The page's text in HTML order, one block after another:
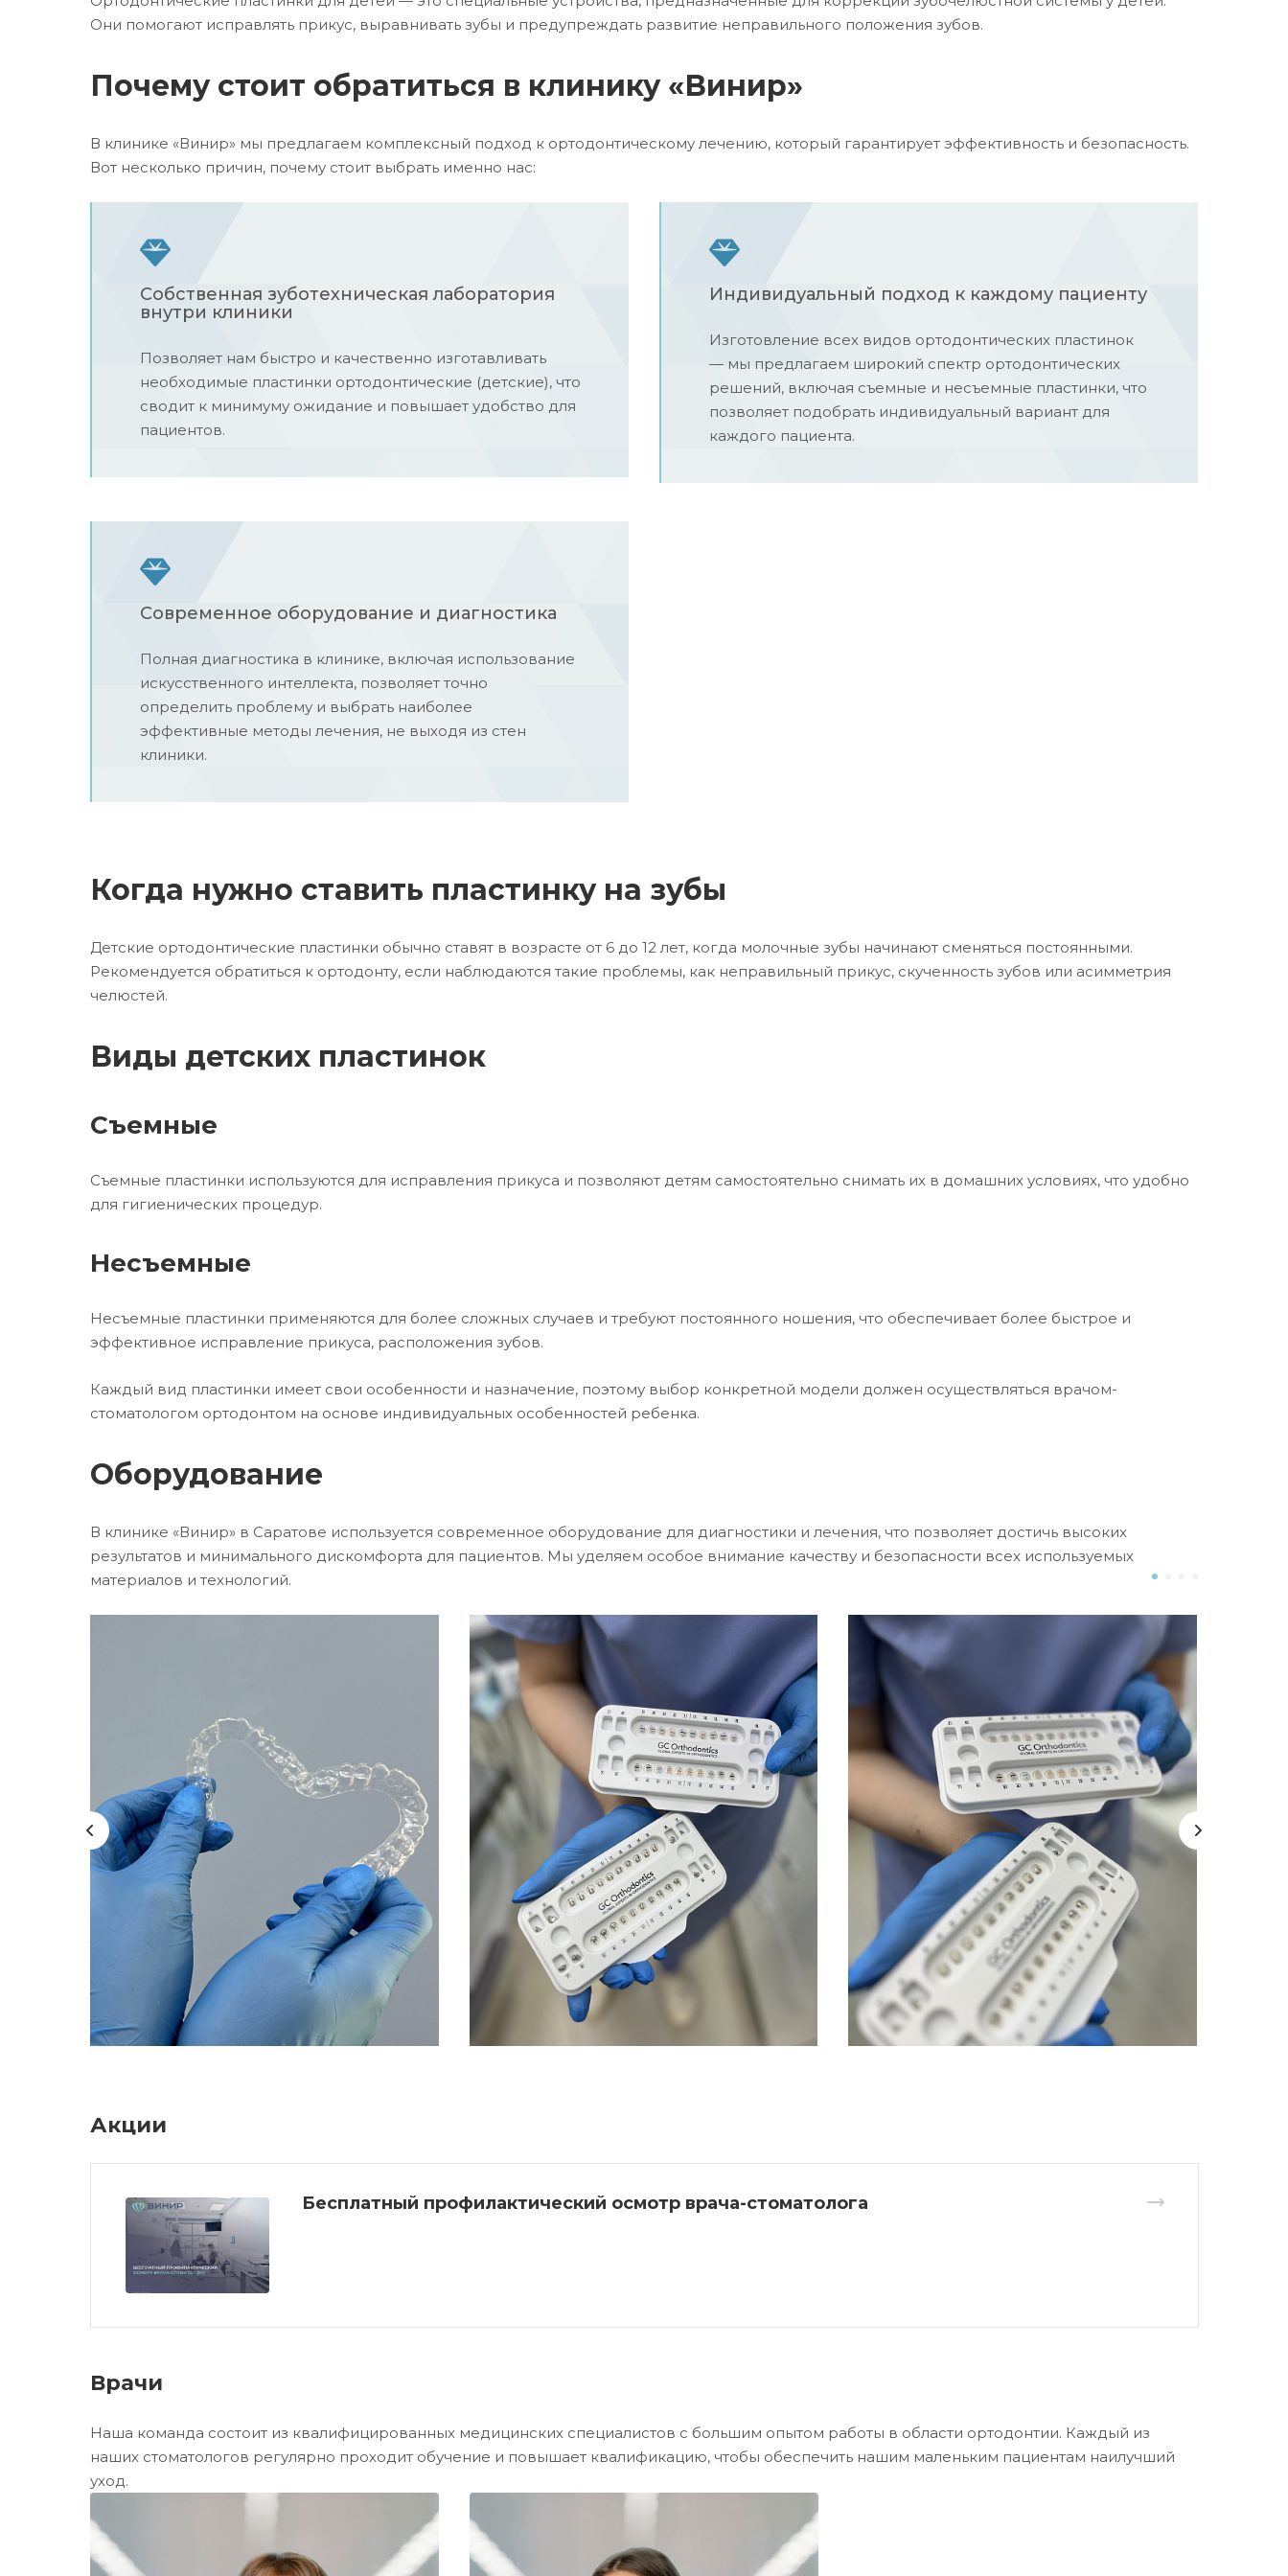
Они помогают исправлять прикус, выравнивать зубы и предупреждать развитие неправильного положения зубов.
Почему стоит обратиться в клинику «Винир»
В клинике «Винир» мы предлагаем комплексный подход к ортодонтическому лечению, который гарантирует эффективность и безопасность.
Вот несколько причин, почему стоит выбрать именно нас:
Собственная зуботехническая лаборатория
внутри клиники
Позволяет нам быстро и качественно изготавливать
необходимые пластинки ортодонтические (детские), что
сводит к минимуму ожидание и повышает удобство для
пациентов.
Индивидуальный подход к каждому пациенту
Изготовление всех видов ортодонтических пластинок
— мы предлагаем широкий спектр ортодонтических
решений, включая съемные и несъемные пластинки, что
позволяет подобрать индивидуальный вариант для
каждого пациента.
Современное оборудование и диагностика
Полная диагностика в клинике, включая использование
искусственного интеллекта, позволяет точно
определить проблему и выбрать наиболее
эффективные методы лечения, не выходя из стен
клиники.
Когда нужно ставить пластинку на зубы
Детские ортодонтические пластинки обычно ставят в возрасте от 6 до 12 лет, когда молочные зубы начинают сменяться постоянными.
Рекомендуется обратиться к ортодонту, если наблюдаются такие проблемы, как неправильный прикус, скученность зубов или асимметрия
челюстей.
Виды детских пластинок
Съемные
Съемные пластинки используются для исправления прикуса и позволяют детям самостоятельно снимать их в домашних условиях, что удобно
для гигиенических процедур.
Несъемные
Несъемные пластинки применяются для более сложных случаев и требуют постоянного ношения, что обеспечивает более быстрое и
эффективное исправление прикуса, расположения зубов.
Каждый вид пластинки имеет свои особенности и назначение, поэтому выбор конкретной модели должен осуществляться врачом-
стоматологом ортодонтом на основе индивидуальных особенностей ребенка.
Оборудование
В клинике «Винир» в Саратове используется современное оборудование для диагностики и лечения, что позволяет достичь высоких
результатов и минимального дискомфорта для пациентов. Мы уделяем особое внимание качеству и безопасности всех используемых
материалов и технологий.
Акции
Бесплатный профилактический осмотр врача-стоматолога
Врачи
Наша команда состоит из квалифицированных медицинских специалистов с большим опытом работы в области ортодонтии. Каждый из
наших стоматологов регулярно проходит обучение и повышает квалификацию, чтобы обеспечить нашим маленьким пациентам наилучший
уход.